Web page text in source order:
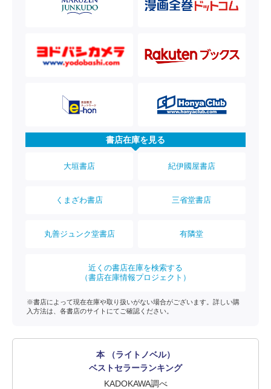
書店在庫を見る
大垣書店 紀伊國屋書店
くまざわ書店 三省堂書店
丸善ジュンク堂書店 有隣堂
近くの書店在庫を検索する
（書店在庫情報プロジェクト）
※書店によって現在在庫や取り扱いがない場合がございます。詳しい購
入方法は、各書店のサイトにてご確認ください。
本 （ライトノベル）
ベストセラーランキング
KADOKAWA調べ